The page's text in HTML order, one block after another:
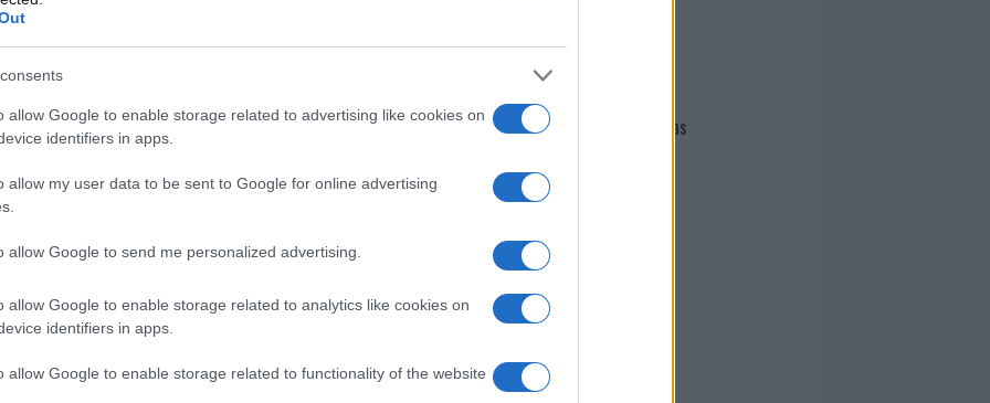
allow Google to enable storage related to advertising like cookies on
identifiers in apps.
allow my user data to be sent to Google for online advertising
allow Google to send me personalized advertising.
allow Google to enable storage related to analytics like cookies on
identifiers in apps.
allow Google to enable storage related to functionality of the website
nella sezioneLogindal menù del sito o
di GalluraOggi.it
Giovannimaria Cabras